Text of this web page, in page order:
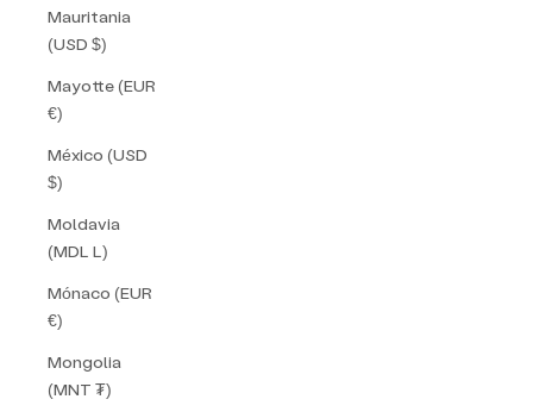
Mauritania
(USD $)
Mayotte (EUR
€)
México (USD
$)
Moldavia
(MDL L)
Mónaco (EUR
€)
Mongolia
(MNT ₮)